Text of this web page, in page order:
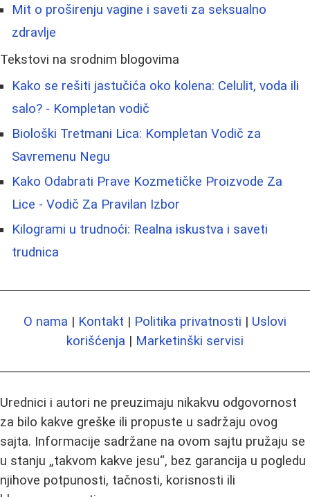
Mit o proširenju vagine i saveti za seksualno
zdravlje
Tekstovi na srodnim blogovima
Kako se rešiti jastučića oko kolena: Celulit, voda ili
salo? - Kompletan vodič
Biološki Tretmani Lica: Kompletan Vodič za
Savremenu Negu
Kako Odabrati Prave Kozmetičke Proizvode Za
Lice - Vodič Za Pravilan Izbor
Kilogrami u trudnoći: Realna iskustva i saveti
trudnica
O nama | Kontakt | Politika privatnosti | Uslovi
korišćenja | Marketinški servisi
Urednici i autori ne preuzimaju nikakvu odgovornost
za bilo kakve greške ili propuste u sadržaju ovog
sajta. Informacije sadržane na ovom sajtu pružaju se
u stanju „takvom kakve jesu“, bez garancija u pogledu
njihove potpunosti, tačnosti, korisnosti ili